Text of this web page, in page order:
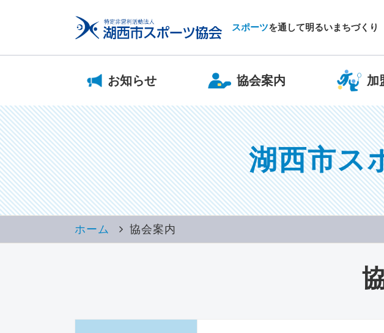
スポーツを通して明るいまちづくり
お知らせ 協会案内 加
湖西市ス
ホーム 協会案内